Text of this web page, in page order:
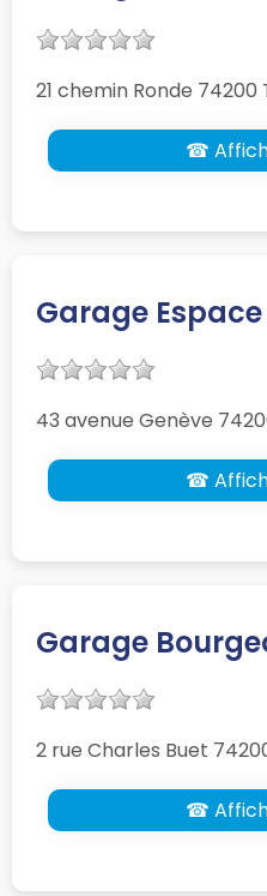
21 chemin Ronde 74200
☎
Garage
43 avenue Genève
☎
Garage
2 rue Charles Buet
☎